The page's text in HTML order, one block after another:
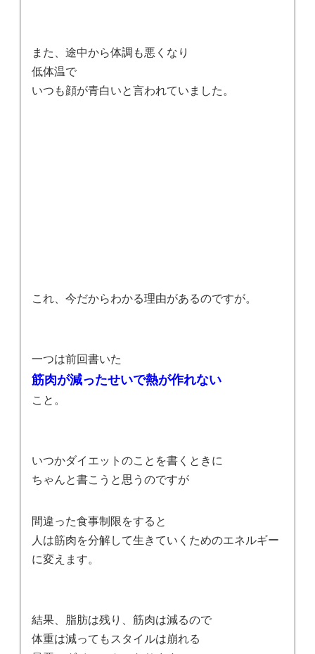
また、途中から体調も悪くなり
低体温で
いつも顔が青白いと言われていました。
これ、今だからわかる理由があるのですが。
一つは前回書いた
筋肉が減ったせいで熱が作れない
こと。
いつかダイエットのことを書くときに
ちゃんと書こうと思うのですが
間違った食事制限をすると
人は筋肉を分解して生きていくためのエネルギー
に変えます。
結果、脂肪は残り、筋肉は減るので
体重は減ってもスタイルは崩れる